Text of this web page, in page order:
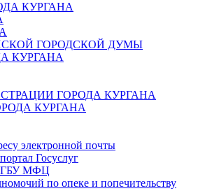
КУРГАНА
ГОРОДСКОЙ ДУМЫ
КУРГАНА
ГОРОДА КУРГАНА
КУРГАНА
электронной почты
Госуслуг
ГБУ МФЦ
по опеке и попечительству